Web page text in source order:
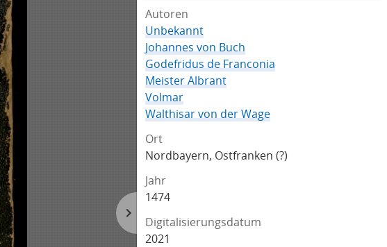
Autoren
Unbekannt
Johannes von Buch
Godefridus de Franconia
Meister Albrant
Volmar
Walthisar von der Wage
Ort
Nordbayern, Ostfranken (?)
Jahr
1474
Digitalisierungsdatum
2021